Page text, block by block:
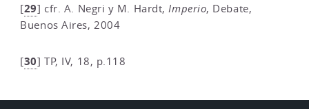
[29] cfr. A. Negri y M. Hardt,Imperio, Debate,
Buenos Aires, 2004
[30]TP, IV, 18, p.118